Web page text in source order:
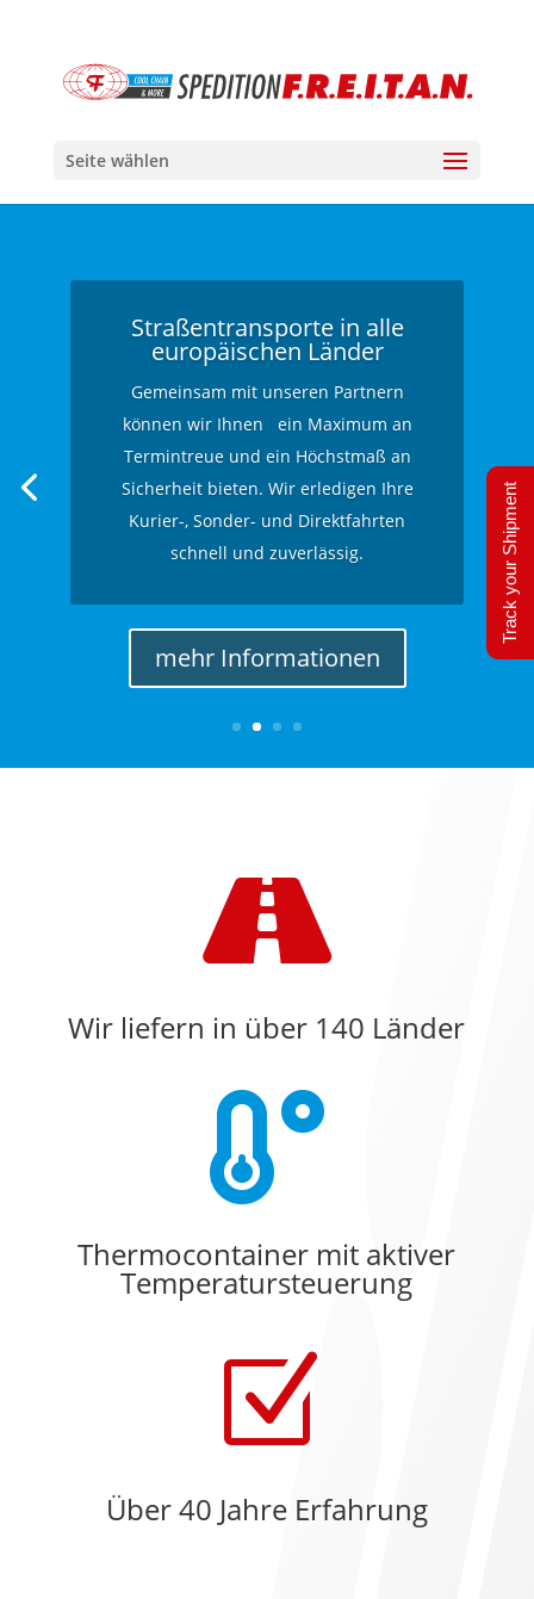
Seite wählen
Straßentransporte in alle
europäischen Länder
Gemeinsam mit unseren Partnern
können wir Ihnen ein Maximum an
Termintreue und ein Höchstmaß an
Sicherheit bieten. Wir erledigen Ihre
Kurier-, Sonder- und Direktfahrten
schnell und zuverlässig.
mehr Informationen

Wir liefern in über 140 Länder

Thermocontainer mit aktiver
Temperatursteuerung
Z
Über 40 Jahre Erfahrung
Track your Shipment